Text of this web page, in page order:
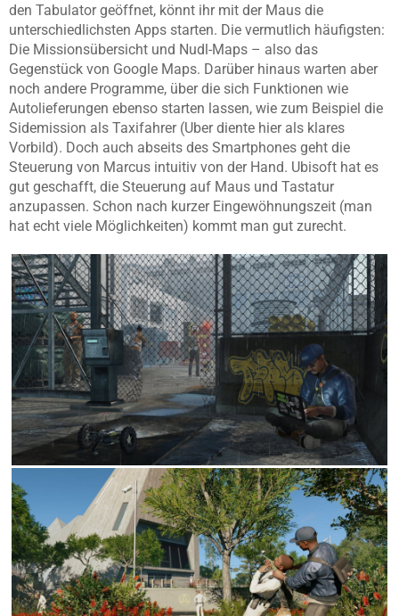
den Tabulator geöffnet, könnt ihr mit der Maus die
unterschiedlichsten Apps starten. Die vermutlich häufigsten:
Die Missionsübersicht und Nudl-Maps – also das
Gegenstück von Google Maps. Darüber hinaus warten aber
noch andere Programme, über die sich Funktionen wie
Autolieferungen ebenso starten lassen, wie zum Beispiel die
Sidemission als Taxifahrer (Uber diente hier als klares
Vorbild). Doch auch abseits des Smartphones geht die
Steuerung von Marcus intuitiv von der Hand. Ubisoft hat es
gut geschafft, die Steuerung auf Maus und Tastatur
anzupassen. Schon nach kurzer Eingewöhnungszeit (man
hat echt viele Möglichkeiten) kommt man gut zurecht.